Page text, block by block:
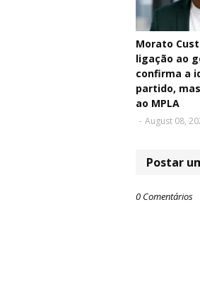
Morato
ligação ao
confirma a
partido,
ao MPLA
- August 08,
Postar
0 Comentários